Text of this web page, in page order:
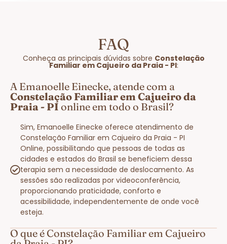
FAQ
Conheça as principais dúvidas sobre Constelação
Familiar em Cajueiro da Praia - PI:
A Emanoelle Einecke, atende com a
Constelação Familiar em Cajueiro da
Praia - PI online em todo o Brasil?
Sim, Emanoelle Einecke oferece atendimento de
Constelação Familiar em Cajueiro da Praia - PI
Online, possibilitando que pessoas de todas as
cidades e estados do Brasil se beneficiem dessa
terapia sem a necessidade de deslocamento. As
sessões são realizadas por videoconferência,
proporcionando praticidade, conforto e
acessibilidade, independentemente de onde você
esteja.
O que é Constelação Familiar em Cajueiro